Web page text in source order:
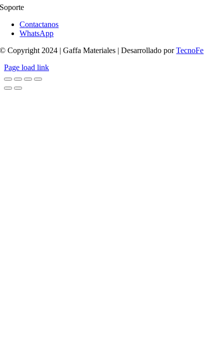
Soporte
Contactanos
WhatsApp
© Copyright 2024 | Gaffa Materiales | Desarrollado porTecnoFe
Page load link